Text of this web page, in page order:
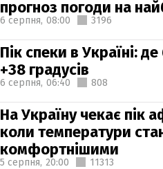
прогноз погоди на
6 серпня, 08:00 3196
Пік спеки в Україні:
+38 градусів
6 серпня, 06:40 808
На Україну чекає пік
коли температури
комфортнішими
5 серпня, 20:00 11313